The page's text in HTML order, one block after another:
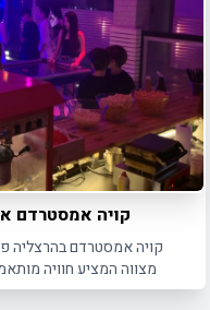
קויה אמסטרדם
קויה אמסטרדם בהרצליה
מצווה המציע חוויה